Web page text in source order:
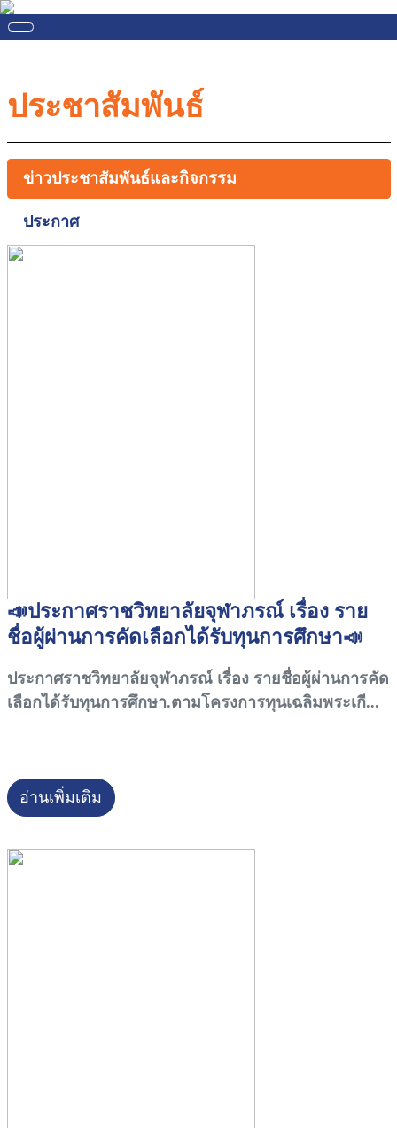
ประชาสัมพันธ์
ข่าวประชาสัมพันธ์และกิจกรรม
ประกาศ
📣ประกาศราชวิทยาลัยจุฬาภรณ์ เรื่อง ราย
ชื่อผู้ผ่านการคัดเลือกได้รับทุนการศึกษา📣
ประกาศราชวิทยาลัยจุฬาภรณ์ เรื่อง รายชื่อผู้ผ่านการคัด
เลือกได้รับทุนการศึกษา.ตามโครงการทุนเฉลิมพระเกี...
อ่านเพิ่มเติม